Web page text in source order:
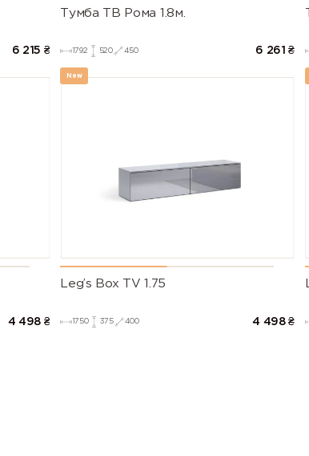
6 215 ₴
Тумба ТВ Рома 1.8м.
1792 520 450 6 261 ₴
4 498 ₴
New
Leg’s Box TV 1.75
1750 375 400 4 498 ₴